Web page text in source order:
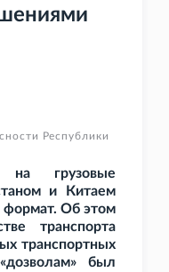
Республики
на грузовые
и Китаем
формат. Об этом
транспорта
транспортных
был